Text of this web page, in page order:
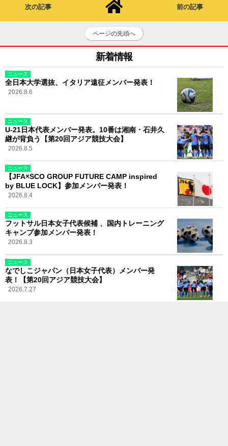
次の記事 前の記事
ページの先頭へ
新着情報
ニュース
全日本大学選抜、イタリア遠征メンバー発表！
2026.8.6
ニュース
U-21日本代表メンバー発表。10番は湘南・石井久
継が背負う【第20回アジア競技大会】
2026.8.5
ニュース
【JFA×SCO GROUP FUTURE CAMP inspired
by BLUE LOCK】参加メンバー発表！
2026.8.4
ニュース
フットサル日本女子代表候補 、国内トレーニング
キャンプ参加メンバー発表！
2026.8.3
ニュース
なでしこジャパン（日本女子代表）メンバー発
表！【第20回アジア競技大会】
2026.7.27